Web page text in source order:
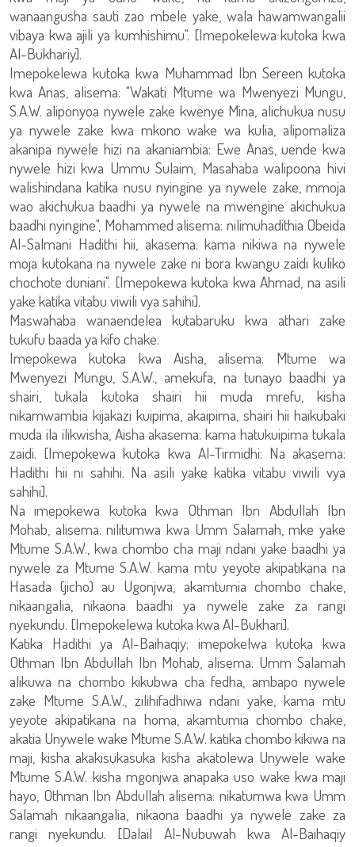
wanaangusha sauti zao mbele yake, wala hawamwangalii
vibaya kwa ajili ya kumhishimu". [Imepokelewa kutoka kwa
Al-Bukhariy].
Imepokelewa kutoka kwa Muhammad Ibn Sereen kutoka
kwa Anas, alisema: "Wakati Mtume wa Mwenyezi Mungu,
S.A.W. aliponyoa nywele zake kwenye Mina, alichukua nusu
ya nywele zake kwa mkono wake wa kulia, alipomaliza
akanipa nywele hizi na akaniambia: Ewe Anas, uende kwa
nywele hizi kwa Ummu Sulaim, Masahaba walipoona hivi
walishindana katika nusu nyingine ya nywele zake, mmoja
wao akichukua baadhi ya nywele na mwengine akichukua
baadhi nyingine", Mohammed alisema: nilimuhadithia Obeida
Al-Salmani Hadithi hii, akasema: kama nikiwa na nywele
moja kutokana na nywele zake ni bora kwangu zaidi kuliko
chochote duniani". [Imepokewa kutoka kwa Ahmad, na asili
yake katika vitabu viwili vya sahihi].
Maswahaba wanaendelea kutabaruku kwa athari zake
tukufu baada ya kifo chake:
Imepokewa kutoka kwa Aisha, alisema: Mtume wa
Mwenyezi Mungu, S.A.W., amekufa, na tunayo baadhi ya
shairi, tukala kutoka shairi hii muda mrefu, kisha
nikamwambia kijakazi kuipima, akaipima, shairi hii haikubaki
muda ila ilikwisha, Aisha akasema: kama hatukuipima tukala
zaidi. [Imepokewa kutoka kwa Al-Tirmidhi: Na akasema:
Hadithi hii ni sahihi. Na asili yake katika vitabu viwili vya
sahihi].
Na imepokewa kutoka kwa Othman Ibn Abdullah Ibn
Mohab, alisema: nilitumwa kwa Umm Salamah, mke yake
Mtume S.A.W., kwa chombo cha maji ndani yake baadhi ya
nywele za Mtume S.A.W. kama mtu yeyote akipatikana na
Hasada (jicho) au Ugonjwa, akamtumia chombo chake,
nikaangalia, nikaona baadhi ya nywele zake za rangi
nyekundu. [Imepokelewa kutoka kwa Al-Bukhari].
Katika Hadithi ya Al-Baihaqiy: imepokelwa kutoka kwa
Othman Ibn Abdullah Ibn Mohab, alisema: Umm Salamah
alikuwa na chombo kikubwa cha fedha, ambapo nywele
zake Mtume S.A.W., zilihifadhiwa ndani yake, kama mtu
yeyote akipatikana na homa, akamtumia chombo chake,
akatia Unywele wake Mtume S.A.W. katika chombo kikiwa na
maji, kisha akakisukasuka kisha akatolewa Unywele wake
Mtume S.A.W. kisha mgonjwa anapaka uso wake kwa maji
hayo, Othman Ibn Abdullah alisema: nikatumwa kwa Umm
Salamah nikaangalia, nikaona baadhi ya nywele zake za
rangi nyekundu. [Dalail Al-Nubuwah kwa Al-Baihaqiy